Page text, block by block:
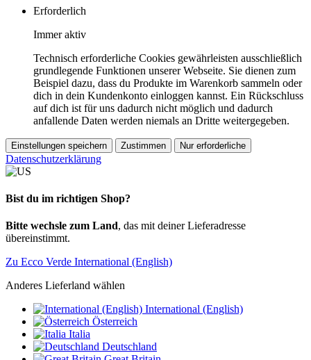
Erforderlich
Immer aktiv
Technisch erforderliche Cookies gewährleisten ausschließlich
grundlegende Funktionen unserer Webseite. Sie dienen zum
Beispiel dazu, dass du Produkte im Warenkorb sammeln oder
dich in dein Kundenkonto einloggen kannst. Ein Rückschluss
auf dich ist für uns dadurch nicht möglich und dadurch
anfallende Daten werden niemals an Dritte weitergegeben.
Einstellungen speichern Zustimmen Nur erforderliche
Datenschutzerklärung
Bist du im richtigen Shop?
Bitte wechsle zum Land, das mit deiner Lieferadresse
übereinstimmt.
Zu Ecco Verde International (English)
Anderes Lieferland wählen
International (English)
Österreich
Italia
Deutschland